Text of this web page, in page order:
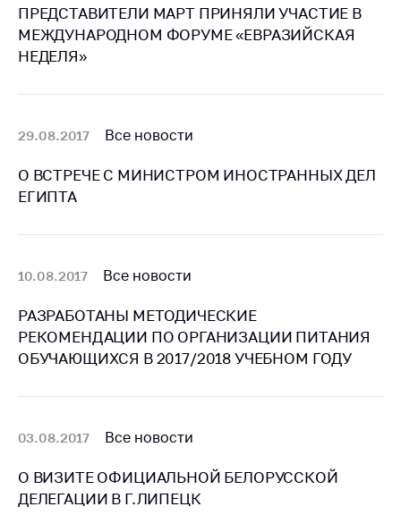
Общественная
жизнь
геральдические
5 лет МАРТ
регулирование и
конкуренция
Торговля и услуги
Защита прав
Регулирование
рекламной
ПРЕДСТАВИТЕЛИ МАРТ ПРИНЯЛИ УЧАСТИЕ В
МЕЖДУНАРОДНОМ ФОРУМЕ «ЕВРАЗИЙСКАЯ
НЕДЕЛЯ»
29.08.2017 Все новости
О ВСТРЕЧЕ С МИНИСТРОМ ИНОСТРАННЫХ ДЕЛ
ЕГИПТА
10.08.2017 Все новости
РАЗРАБОТАНЫ МЕТОДИЧЕСКИЕ
РЕКОМЕНДАЦИИ ПО ОРГАНИЗАЦИИ ПИТАНИЯ
ОБУЧАЮЩИХСЯ В 2017/2018 УЧЕБНОМ ГОДУ
03.08.2017 Все новости
О ВИЗИТЕ ОФИЦИАЛЬНОЙ БЕЛОРУССКОЙ
ДЕЛЕГАЦИИ В Г.ЛИПЕЦК